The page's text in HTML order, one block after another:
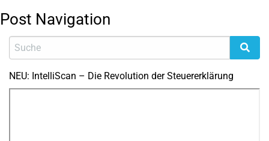
Post Navigation
NEU: IntelliScan – Die Revolution der Steuererklärung